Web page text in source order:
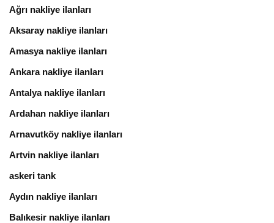
Ağrı nakliye ilanları
Aksaray nakliye ilanları
Amasya nakliye ilanları
Ankara nakliye ilanları
Antalya nakliye ilanları
Ardahan nakliye ilanları
Arnavutköy nakliye ilanları
Artvin nakliye ilanları
askeri tank
Aydın nakliye ilanları
Balıkesir nakliye ilanları